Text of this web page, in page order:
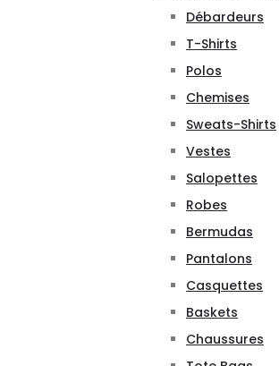
Débardeurs
T-Shirts
Polos
Chemises
Sweats-Shirts
Vestes
Salopettes
Robes
Bermudas
Pantalons
Casquettes
Baskets
Chaussures